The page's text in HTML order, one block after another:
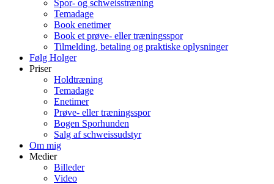
Spor- og schweisstræning
Temadage
Book enetimer
Book et prøve- eller træningsspor
Tilmelding, betaling og praktiske oplysninger
Følg Holger
Priser
Holdtræning
Temadage
Enetimer
Prøve- eller træningsspor
Bogen Sporhunden
Salg af schweissudstyr
Om mig
Medier
Billeder
Video